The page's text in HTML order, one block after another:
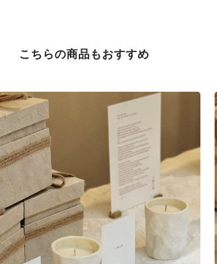
こちらの商品もおすすめ